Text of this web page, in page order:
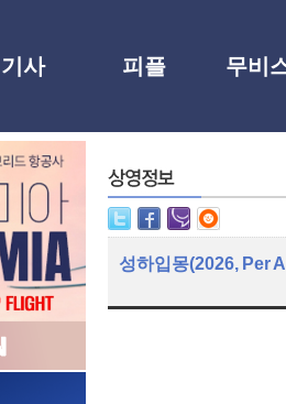
기사 피플 무비
성하입몽(2026, Per